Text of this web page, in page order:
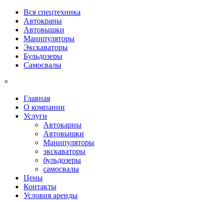
Вся спецтехника
Автокраны
Автовышки
Манипуляторы
Экскаваторы
Бульдозеры
Самосвалы
×
Главная
О компании
Услуги
Автокарны
Автовышки
Манипуляторы
экскаваторы
бульдозеры
самосвалы
Цены
Контакты
Условия аренды